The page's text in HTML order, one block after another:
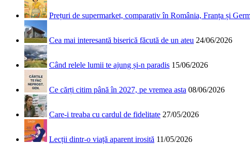
Prețuri de supermarket, comparativ în România, Franța și
Cea mai interesantă biserică făcută de un ateu 24/06/2026
Când relele lumii te ajung și-n paradis 15/06/2026
Ce cărți citim până în 2027, pe vremea asta 08/06/2026
Care-i treaba cu cardul de fidelitate 27/05/2026
Lecții dintr-o viață aparent irosită 11/05/2026